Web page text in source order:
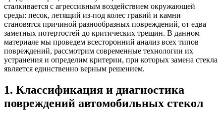
сталкивается с агрессивным воздействием окружающей
среды: песок, летящий из-под колес гравий и камни
становятся причиной разнообразных повреждений, от едва
заметных потертостей до критических трещин. В данном
материале мы проведем всесторонний анализ всех типов
повреждений, рассмотрим современные технологии их
устранения и определим критерии, при которых замена стекла
является единственно верным решением.
1. Классификация и диагностика
повреждений автомобильных стекол